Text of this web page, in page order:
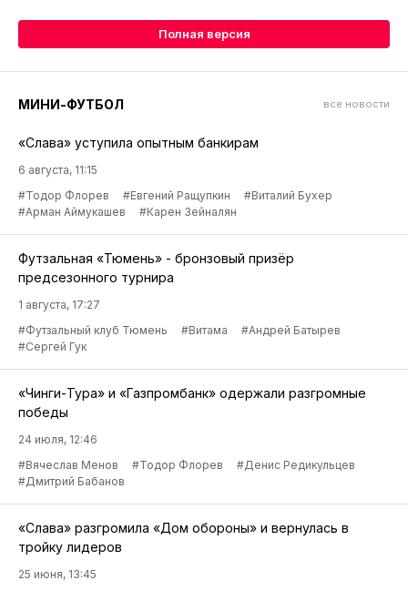
Полная версия
МИНИ-ФУТБОЛ все новости
«Слава» уступила опытным банкирам
6 августа, 11:15
#Тодор Флорев
#Евгений Ращупкин
#Виталий Бухер
#Арман Аймукашев
#Карен Зейналян
Футзальная «Тюмень» - бронзовый призёр
предсезонного турнира
1 августа, 17:27
#Футзальный клуб Тюмень
#Витама
#Андрей Батырев
#Сергей Гук
«Чинги-Тура» и «Газпромбанк» одержали разгромные
победы
24 июля, 12:46
#Вячеслав Менов
#Тодор Флорев
#Денис Редикульцев
#Дмитрий Бабанов
«Слава» разгромила «Дом обороны» и вернулась в
тройку лидеров
25 июня, 13:45